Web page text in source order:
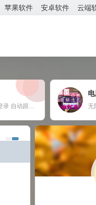
苹果软件 安卓软件 云端
云端转发软件 官方微信登录 自动跟随 24小时在线抢红包 自动收款 使用须知：您需要有两部手机或者一部手机一台电脑